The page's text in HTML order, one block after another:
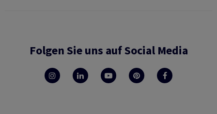
Folgen Sie uns auf Social Media